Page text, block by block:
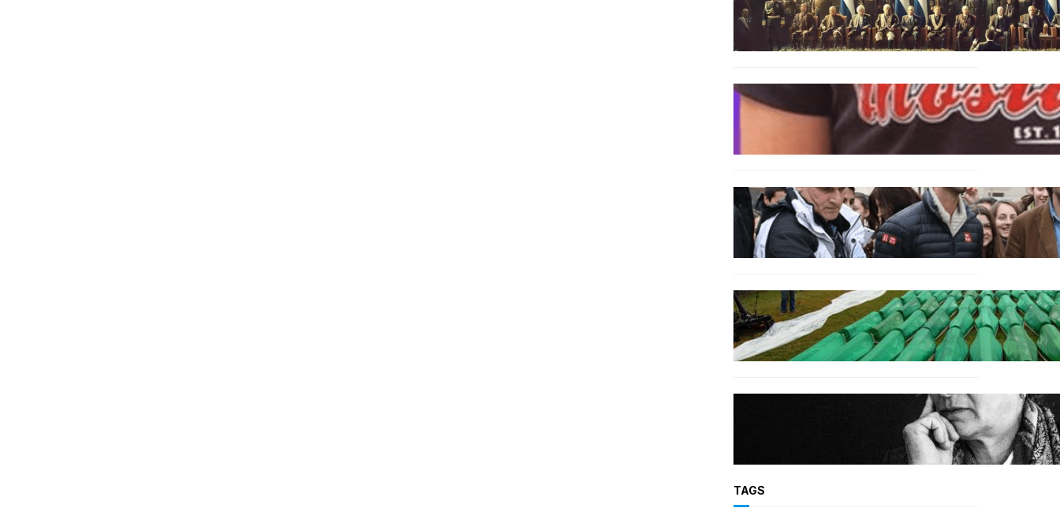
Ein Skandal: Čović verteidigt
Herceg-Bosna trotz
Kriegsverbrechen
BOSNIEN
„Hasswelle eskaliert“: Mutter
eines bosniakischen Jungen
entsetzt nach Angriff durch
kroatische Jugendliche
SPORT
Djokovic feiert Gold mit dem
Lied ‚Freue dich serbisches
Volk‘
GENOZID
Izraelischer Botschafter in
Serbien leugnet Völkermord in
Srebrenica
Erinnerung an Hatidža
Mehmedović: Eine Stimme
des Gewissens im Angesicht
von Hass und
TAGS